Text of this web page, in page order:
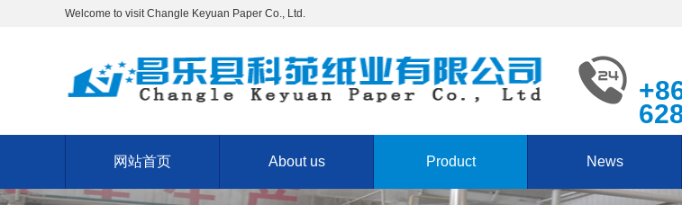
Welcome to visit Changle Keyuan Paper Co., Ltd.
网站首页 About us Product News